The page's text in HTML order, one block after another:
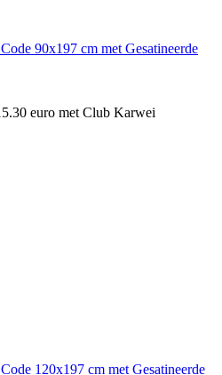
90x197 cm met Gesatineerde
euro met Club Karwei
120x197 cm met Gesatineerde